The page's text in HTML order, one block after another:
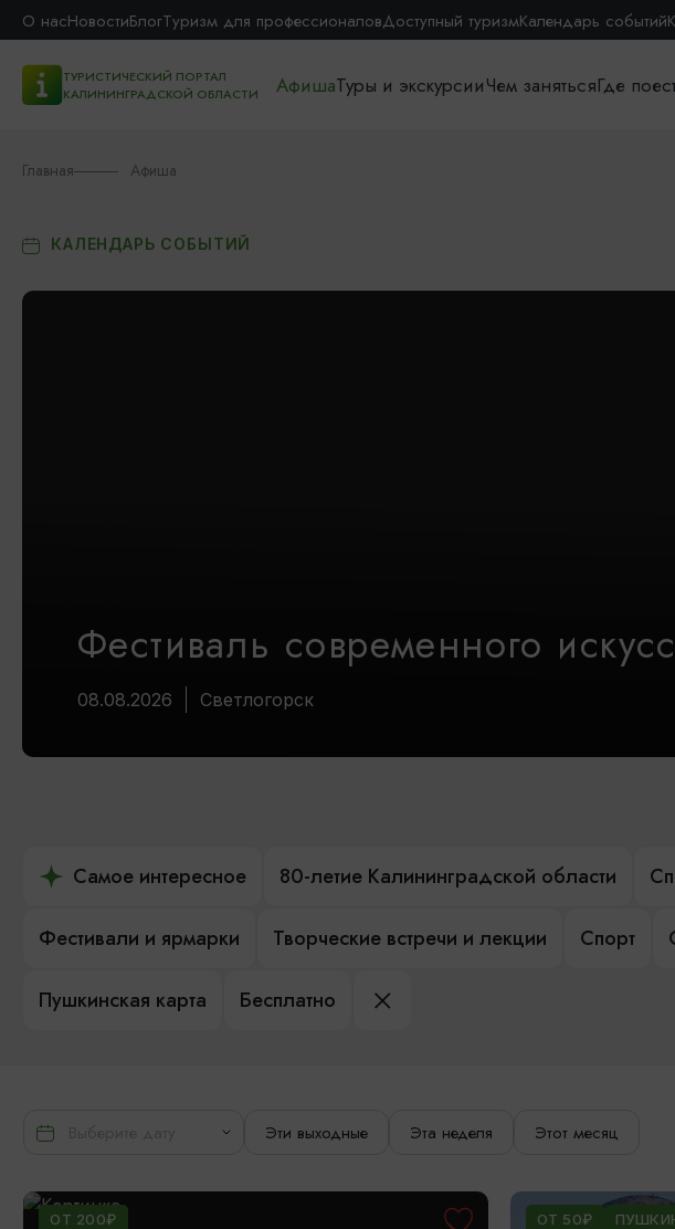
О насНовостиБлогТуризм для профессионаловДоступный туризмКалендарь событий
ТУРИСТИЧЕСКИЙ ПОРТАЛ
КАЛИНИНГРАДСКОЙ ОБЛАСТИ
АфишаТуры и экскурсииЧем занятьсяГде
Главная Афиша
КАЛЕНДАРЬ СОБЫТИЙ
Фестиваль современного
08.08.2026 Светлогорск
Самое интересное 80-летие Калининградской области
Фестивали и ярмарки Творческие встречи и лекции Спорт
Пушкинская карта Бесплатно
Эти выходные Эта неделя Этот месяц
ОТ 200₽ ОТ 50₽